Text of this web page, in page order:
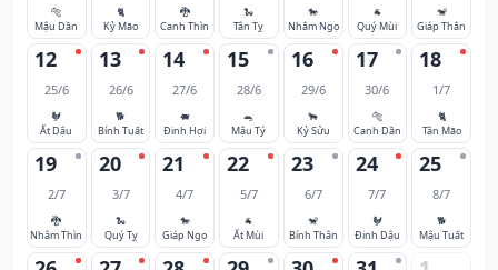
🐅
Mậu Dần
🐈
Kỷ Mão
🐉
Canh Thìn
🐍
Tân Tỵ
🐎
Nhâm Ngọ
🐐
Quý Mùi
🐒
Giáp Thân
12
25/6
🐓
Ất Dậu
13
26/6
🐕
Bính Tuất
14
27/6
🐖
Đinh Hợi
15
28/6
🐀
Mậu Tý
16
29/6
🐂
Kỷ Sửu
17
30/6
🐅
Canh Dần
18
1/7
🐈
Tân Mão
19
2/7
🐉
Nhâm Thìn
20
3/7
🐍
Quý Tỵ
21
4/7
🐎
Giáp Ngọ
22
5/7
🐐
Ất Mùi
23
6/7
🐒
Bính Thân
24
7/7
🐓
Đinh Dậu
25
8/7
🐕
Mậu Tuất